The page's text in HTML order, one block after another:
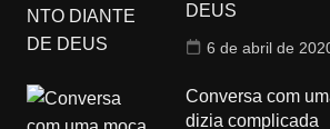
DEUS
6 de abril de
Conversa com
dizia complicada